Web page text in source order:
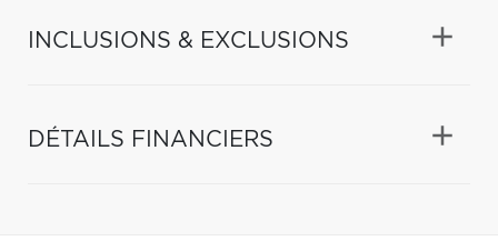
INCLUSIONS & EXCLUSIONS
DÉTAILS FINANCIERS